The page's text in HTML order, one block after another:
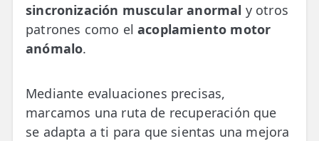
sincronización muscular anormal y otros
patrones como elacoplamiento motor
anómalo.
Mediante evaluaciones precisas,
marcamos una ruta de recuperación que
se adapta a ti para que sientas una mejora